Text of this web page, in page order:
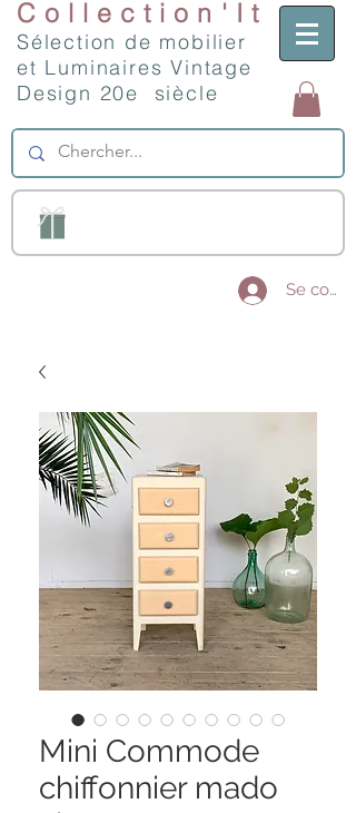
Collection'It
Sélection de mobilier
et Luminaires Vintage
Design 20e siècle
Se
Mini Commode
chiffonnier mado